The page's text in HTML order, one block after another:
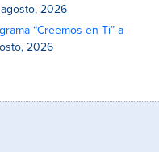
agosto, 2026
“Creemos en Ti” a
2026